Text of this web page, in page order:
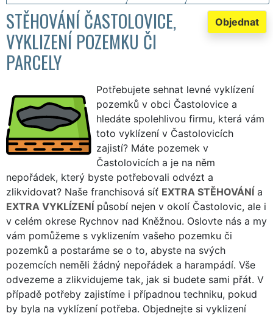
Objednat
STĚHOVÁNÍ ČASTOLOVICE,
VYKLIZENÍ POZEMKU ČI
PARCELY
Potřebujete sehnat levné vyklízení
pozemků v obci Častolovice a
hledáte spolehlivou firmu, která vám
toto vyklízení v Častolovicích
zajistí? Máte pozemek v
Častolovicích a je na něm
nepořádek, který byste potřebovali odvézt a
zlikvidovat? Naše franchisová síť EXTRA STĚHOVÁNÍ a
EXTRA VYKLÍZENÍ působí nejen v okolí Častolovic, ale i
v celém okrese Rychnov nad Kněžnou. Oslovte nás a my
vám pomůžeme s vyklizením vašeho pozemku či
pozemků a postaráme se o to, abyste na svých
pozemcích neměli žádný nepořádek a harampádí. Vše
odvezeme a zlikvidujeme tak, jak si budete sami přát. V
případě potřeby zajistíme i případnou techniku, pokud
by byla na vyklízení potřeba. Objednejte si vyklizení